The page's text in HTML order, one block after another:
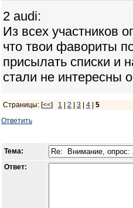
2 audi:
Из всех участников
что твои фавориты
присылать списки и
стали не интересны
Страницы: [<<] 1 2 3 4
5
Ответить
Тема:
Ответ: